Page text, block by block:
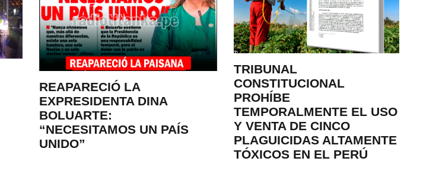
REAPARECIÓ LA
EXPRESIDENTA DINA
BOLUARTE:
“NECESITAMOS UN PAÍS
UNIDO”
TRIBUNAL
CONSTITUCIONAL
PROHÍBE
TEMPORALMENTE EL USO
Y VENTA DE CINCO
PLAGUICIDAS ALTAMENTE
TÓXICOS EN EL PERÚ